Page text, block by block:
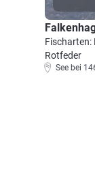
Fischarten:
Rotfeder
See bei